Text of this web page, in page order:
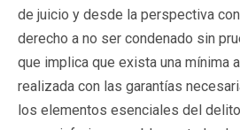
de juicio y desde la perspectiva
derecho a no ser condenado sin
que implica que exista una mínima
realizada con las garantías
los elementos esenciales del